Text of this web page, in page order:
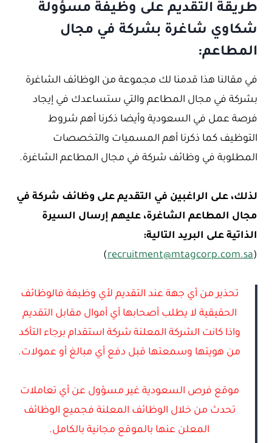
طريقة التقديم على وظيفة مسؤولة
شكاوي شاغرة بشركة في مجال
المطاعم:
في مقالنا هذا قدمنا لك مجموعة من الوظائف الشاغرة
بشركة في مجال المطاعم والتي ستساعدك في إيجاد
فرصة عمل في السعودية وأيضا ذكرنا أهم شروط
التوظيف كما ذكرنا أهم المسميات والتخصصات
المطلوبة في وظائف شركة في مجال المطاعم الشاغرة.
لذلك، على الراغبين في التقديم على وظائف شركة في
مجال المطاعم الشاغرة، عليهم إرسال السيرة
الذاتية على البريد التالية:
(
recruitment@mtagcorp.com.sa
)
تحذير من أي جهة عند التقديم لأي وظيفة فالوظائف
الحقيقية لا يطلب أصحابها أي أموال مقابل التقديم
واذا كانت الشركة المعلنة شركة استقدام برجاء التأكد
من هويتها وسمعتها قبل دفع أي مبالغ أو عمولات.
موقع فرص السعودية غير مسؤول عن أي تعاملات
تحدث من خلال الوظائف المعلنة فجميع الوظائف
المعلن عنها بالموقع مجانية بالكامل.